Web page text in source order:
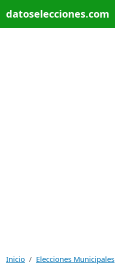
datoselecciones.com
Inicio Elecciones Municipales